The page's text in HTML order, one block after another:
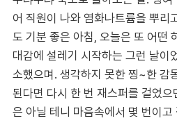
어 직원이 나와 염화나트륨을 뿌리
도 기분 좋은 아침, 오늘은 또 어떤
대감에 설레기 시작하는 그런 날이
소했으며. 생각하지 못한 찡~한 감
된다면 다시 한 번 재스퍼를 걸었으
은 아닐 테니 마음속에서 몇 번이고